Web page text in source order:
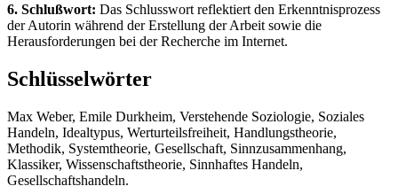
6. Schlußwort: Das Schlusswort reflektiert den Erkenntnisprozess
der Autorin während der Erstellung der Arbeit sowie die
Herausforderungen bei der Recherche im Internet.
Schlüsselwörter
Max Weber, Emile Durkheim, Verstehende Soziologie, Soziales
Handeln, Idealtypus, Werturteilsfreiheit, Handlungstheorie,
Methodik, Systemtheorie, Gesellschaft, Sinnzusammenhang,
Klassiker, Wissenschaftstheorie, Sinnhaftes Handeln,
Gesellschaftshandeln.